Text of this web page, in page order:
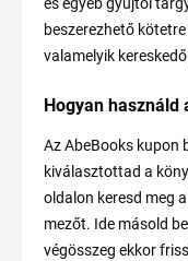
beszerezhető
valamelyik
Hogyan használd
Az AbeBooks kupon
kiválasztottad a
oldalon keresd meg
mezőt. Ide másold
végösszeg ekkor